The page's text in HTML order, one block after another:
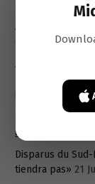
À Paris,
de Snapchat
A Zaoutar El-
pilote » : « Les
30
guerre
Disparus du
tiendra pas» 21